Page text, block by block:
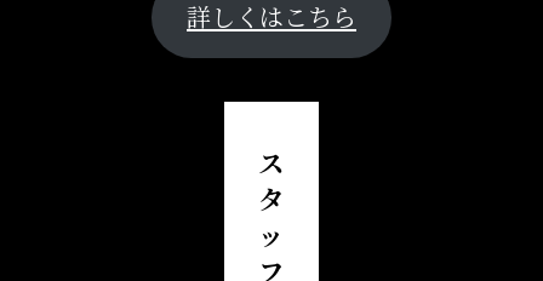
詳しくはこちら
ス
タ
ッ
フ